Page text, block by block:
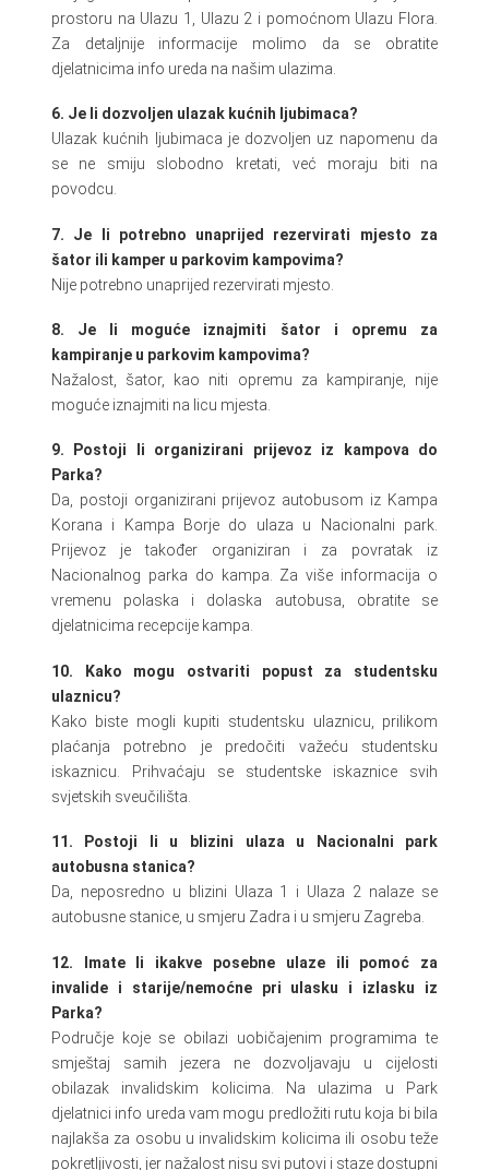
prostoru na Ulazu 1, Ulazu 2 i pomoćnom Ulazu Flora.
Za detaljnije informacije molimo da se obratite
djelatnicima info ureda na našim ulazima.
6. Je li dozvoljen ulazak kućnih ljubimaca?
Ulazak kućnih ljubimaca je dozvoljen uz napomenu da
se ne smiju slobodno kretati, već moraju biti na
povodcu.
7. Je li potrebno unaprijed rezervirati mjesto za
šator ili kamper u parkovim kampovima?
Nije potrebno unaprijed rezervirati mjesto.
8. Je li moguće iznajmiti šator i opremu za
kampiranje u parkovim kampovima?
Nažalost, šator, kao niti opremu za kampiranje, nije
moguće iznajmiti na licu mjesta.
9. Postoji li organizirani prijevoz iz kampova do
Parka?
Da, postoji organizirani prijevoz autobusom iz Kampa
Korana i Kampa Borje do ulaza u Nacionalni park.
Prijevoz je također organiziran i za povratak iz
Nacionalnog parka do kampa. Za više informacija o
vremenu polaska i dolaska autobusa, obratite se
djelatnicima recepcije kampa.
10. Kako mogu ostvariti popust za studentsku
ulaznicu?
Kako biste mogli kupiti studentsku ulaznicu, prilikom
plaćanja potrebno je predočiti važeću studentsku
iskaznicu. Prihvaćaju se studentske iskaznice svih
svjetskih sveučilišta.
11. Postoji li u blizini ulaza u Nacionalni park
autobusna stanica?
Da, neposredno u blizini Ulaza 1 i Ulaza 2 nalaze se
autobusne stanice, u smjeru Zadra i u smjeru Zagreba.
12. Imate li ikakve posebne ulaze ili pomoć za
invalide i starije/nemoćne pri ulasku i izlasku iz
Parka?
Područje koje se obilazi uobičajenim programima te
smještaj samih jezera ne dozvoljavaju u cijelosti
obilazak invalidskim kolicima. Na ulazima u Park
djelatnici info ureda vam mogu predložiti rutu koja bi bila
najlakša za osobu u invalidskim kolicima ili osobu teže
pokretljivosti, jer nažalost nisu svi putovi i staze dostupni